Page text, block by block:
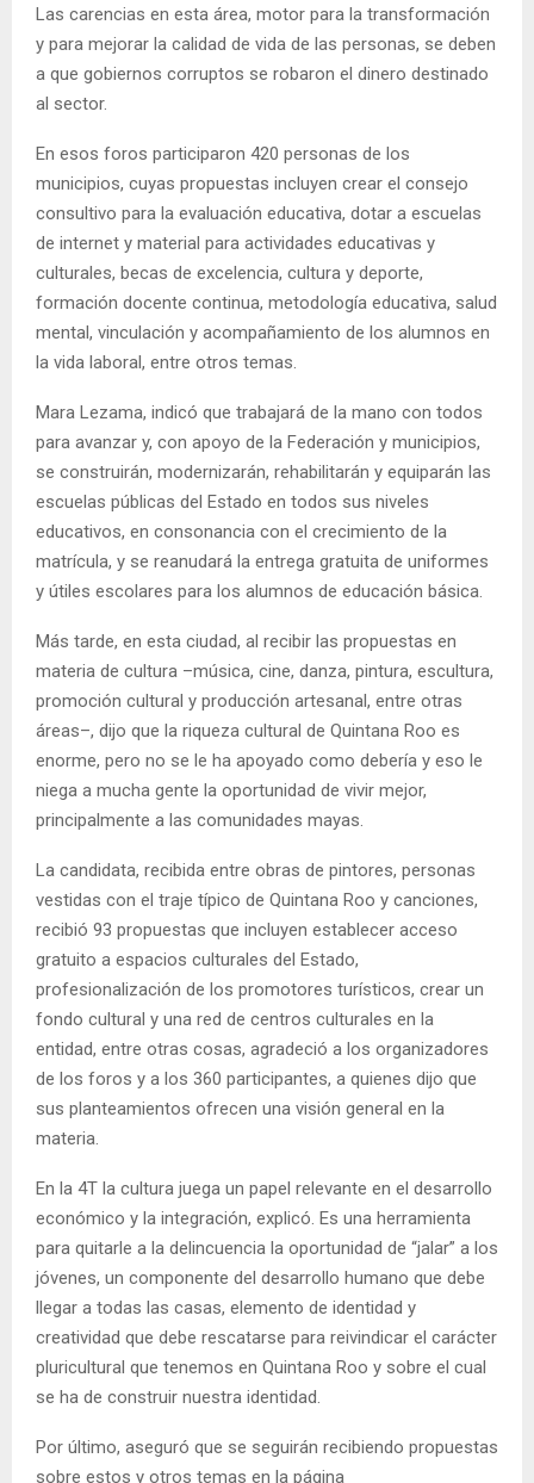
Las carencias en esta área, motor para la transformación
y para mejorar la calidad de vida de las personas, se deben
a que gobiernos corruptos se robaron el dinero destinado
al sector.
En esos foros participaron 420 personas de los
municipios, cuyas propuestas incluyen crear el consejo
consultivo para la evaluación educativa, dotar a escuelas
de internet y material para actividades educativas y
culturales, becas de excelencia, cultura y deporte,
formación docente continua, metodología educativa, salud
mental, vinculación y acompañamiento de los alumnos en
la vida laboral, entre otros temas.
Mara Lezama, indicó que trabajará de la mano con todos
para avanzar y, con apoyo de la Federación y municipios,
se construirán, modernizarán, rehabilitarán y equiparán las
escuelas públicas del Estado en todos sus niveles
educativos, en consonancia con el crecimiento de la
matrícula, y se reanudará la entrega gratuita de uniformes
y útiles escolares para los alumnos de educación básica.
Más tarde, en esta ciudad, al recibir las propuestas en
materia de cultura –música, cine, danza, pintura, escultura,
promoción cultural y producción artesanal, entre otras
áreas–, dijo que la riqueza cultural de Quintana Roo es
enorme, pero no se le ha apoyado como debería y eso le
niega a mucha gente la oportunidad de vivir mejor,
principalmente a las comunidades mayas.
La candidata, recibida entre obras de pintores, personas
vestidas con el traje típico de Quintana Roo y canciones,
recibió 93 propuestas que incluyen establecer acceso
gratuito a espacios culturales del Estado,
profesionalización de los promotores turísticos, crear un
fondo cultural y una red de centros culturales en la
entidad, entre otras cosas, agradeció a los organizadores
de los foros y a los 360 participantes, a quienes dijo que
sus planteamientos ofrecen una visión general en la
materia.
En la 4T la cultura juega un papel relevante en el desarrollo
económico y la integración, explicó. Es una herramienta
para quitarle a la delincuencia la oportunidad de “jalar” a los
jóvenes, un componente del desarrollo humano que debe
llegar a todas las casas, elemento de identidad y
creatividad que debe rescatarse para reivindicar el carácter
pluricultural que tenemos en Quintana Roo y sobre el cual
se ha de construir nuestra identidad.
Por último, aseguró que se seguirán recibiendo propuestas
sobre estos y otros temas en la página